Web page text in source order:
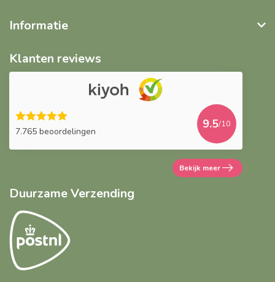
Informatie
Klanten reviews
7.765 beoordelingen
9.5/10
Bekijk meer
Duurzame Verzending